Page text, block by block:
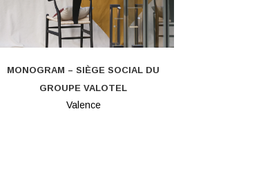
MONOGRAM – SIÈGE SOCIAL DU
GROUPE VALOTEL
Valence